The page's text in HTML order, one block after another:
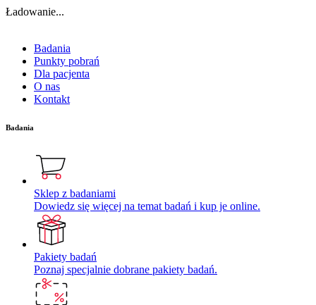
Ładowanie...
Badania
Punkty pobrań
Dla pacjenta
O nas
Kontakt
Badania
Sklep z badaniami
Dowiedz się więcej na temat badań i kup je online.
Pakiety badań
Poznaj specjalnie dobrane pakiety badań.